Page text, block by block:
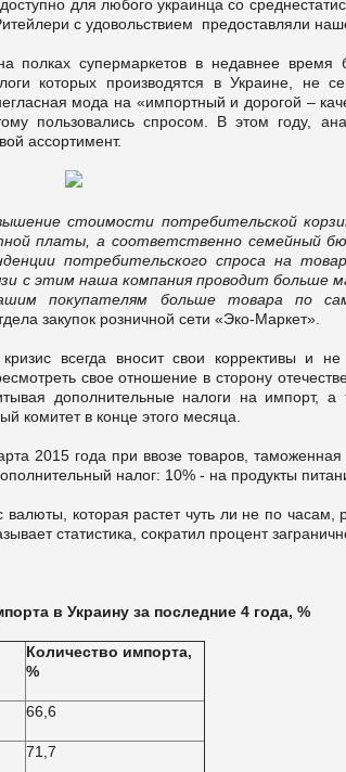
для любого украинца со
с удовольствием предоставляли
полках супермаркетов в недавнее
которых производятся в Украине, не
мода на «импортный и дорогой –
пользовались спросом. В этом году,
ассортимент.
стоимости потребительской
платы, а соответственно семейный
потребительского спроса на
с этим наша компания проводит больше
покупателям больше товара по
закупок розничной сети «Эко-Маркет».
кризис всегда вносит свои коррективы и
свое отношение в сторону
дополнительные налоги на импорт,
комитет в конце этого месяца.
2015 года при ввозе товаров,
налог: 10% - на продукты
валюты, которая растет чуть ли не по часам,
статистика, сократил процент
в Украину за последние 4 года, %
Количество импорта,
%
66,6
71,7